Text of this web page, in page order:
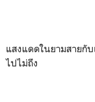
แสงแดดในยามสาย
ไปไม่ถึง